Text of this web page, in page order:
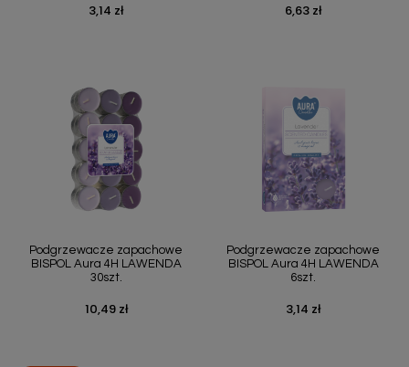
Cena
3,14 zł Cena
6,63 zł
Podgrzewacze zapachowe
BISPOL Aura 4H LAWENDA
30szt.
Cena
10,49 zł
Podgrzewacze zapachowe
BISPOL Aura 4H LAWENDA
6szt.
Cena
3,14 zł